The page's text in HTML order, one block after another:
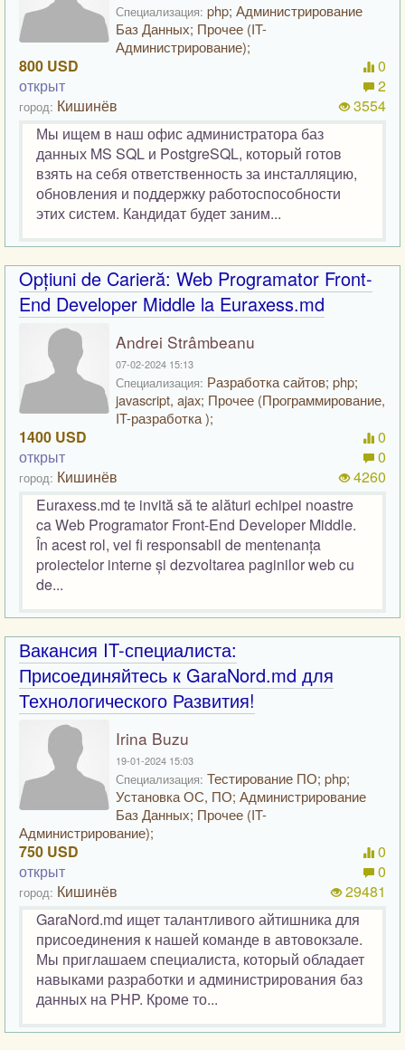
Специализация: php; Администрирование
Баз Данных; Прочее (IT-
Администрирование);
800 USD
открыт
город: Кишинёв
0
2
3554
Мы ищем в наш офис администратора баз
данных MS SQL и PostgreSQL, который готов
взять на себя ответственность за инсталляцию,
обновления и поддержку работоспособности
этих систем. Кандидат будет заним...
Opțiuni de Carieră: Web Programator Front-
End Developer Middle la Euraxess.md
Andrei Strâmbeanu
07-02-2024 15:13
Специализация: Разработка сайтов; php;
javascript, ajax; Прочее (Программирование,
IT-разработка );
1400 USD
открыт
город: Кишинёв
0
0
4260
Euraxess.md te invită să te alături echipei noastre
ca Web Programator Front-End Developer Middle.
În acest rol, vei fi responsabil de mentenanța
proiectelor interne și dezvoltarea paginilor web cu
de...
Вакансия IT-специалиста:
Присоединяйтесь к GaraNord.md для
Технологического Развития!
Irina Buzu
19-01-2024 15:03
Специализация: Тестирование ПО; php;
Установка ОС, ПО; Администрирование
Баз Данных; Прочее (IT-
Администрирование);
750 USD
открыт
город: Кишинёв
0
0
29481
GaraNord.md ищет талантливого айтишника для
присоединения к нашей команде в автовокзале.
Мы приглашаем специалиста, который обладает
навыками разработки и администрирования баз
данных на PHP. Кроме то...